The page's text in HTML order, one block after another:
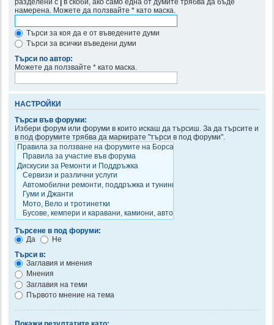
намерена. Можете да ползвайте * като маска.
Търси за коя да е от въведените думи
Търси за всички въведени думи
Търси по автор:
Можете да ползвайте * като маска.
НАСТРОЙКИ
Търси във форуми:
Избери форум или форуми в които искаш да търсиш. За да търсите и
в под форумите трябва да маркирате "търси в под форуми".
Търсене в под форуми:
Да
Не
Търси в:
Заглавия и мнения
Мнения
Заглавия на теми
Първото мнение на тема